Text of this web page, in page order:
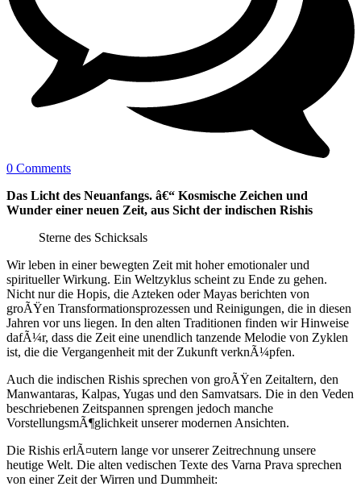
0 Comments
Das Licht des Neuanfangs. â€“ Kosmische Zeichen und
Wunder einer neuen Zeit, aus Sicht der indischen Rishis
Sterne des Schicksals
Wir leben in einer bewegten Zeit mit hoher emotionaler und
spiritueller Wirkung. Ein Weltzyklus scheint zu Ende zu gehen.
Nicht nur die Hopis, die Azteken oder Mayas berichten von
groÃŸen Transformationsprozessen und Reinigungen, die in diesen
Jahren vor uns liegen. In den alten Traditionen finden wir Hinweise
dafÃ¼r, dass die Zeit eine unendlich tanzende Melodie von Zyklen
ist, die die Vergangenheit mit der Zukunft verknÃ¼pfen.
Auch die indischen Rishis sprechen von groÃŸen Zeitaltern, den
Manwantaras, Kalpas, Yugas und den Samvatsars. Die in den Veden
beschriebenen Zeitspannen sprengen jedoch manche
VorstellungsmÃ¶glichkeit unserer modernen Ansichten.
Die Rishis erlÃ¤utern lange vor unserer Zeitrechnung unsere
heutige Welt. Die alten vedischen Texte des Varna Prava sprechen
von einer Zeit der Wirren und Dummheit: